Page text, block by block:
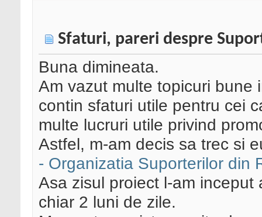
Sfaturi, pareri despre
Buna dimineata.
Am vazut multe topicuri bune
contin sfaturi utile pentru cei
multe lucruri utile privind
Astfel, m-am decis sa trec si
- Organizatia Suporterilor din
Asa zisul proiect l-am
chiar 2 luni de zile.